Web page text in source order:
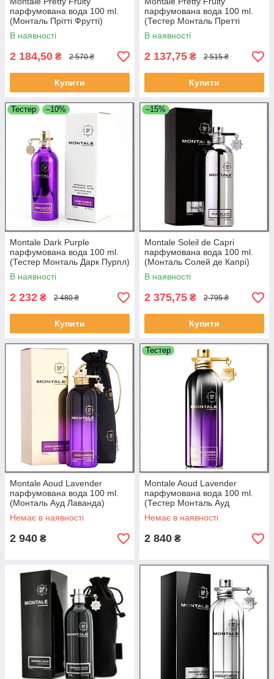
парфумована вода 100 ml.
(Монталь Прітті Фрутті)
В наявності
2 184,50 ₴ 2 570 ₴
Купити
парфумована вода 100 ml.
(Тестер Монталь Претті
Фрутті)
В наявності
2 137,75 ₴ 2 515 ₴
Купити
Тестер –10%
Montale Dark Purple
парфумована вода 100 ml.
(Тестер Монталь Дарк Пурпл)
В наявності
2 232 ₴ 2 480 ₴
Купити
–15%
Montale Soleil de Capri
парфумована вода 100 ml.
(Монталь Солей де Капрі)
В наявності
2 375,75 ₴ 2 795 ₴
Купити
Montale Aoud Lavender
парфумована вода 100 ml.
(Монталь Ауд Лаванда)
Немає в наявності
2 940 ₴
Тестер
Montale Aoud Lavender
парфумована вода 100 ml.
(Тестер Монталь Ауд
Лаванда)
Немає в наявності
2 840 ₴